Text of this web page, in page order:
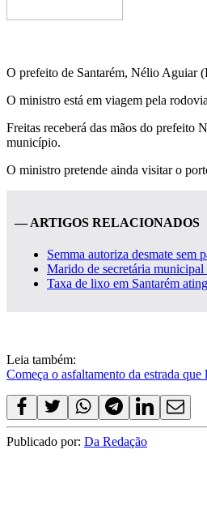
O prefeito de Santarém, Nélio Aguiar
O ministro está em viagem pela
Freitas receberá das mãos do prefeito
município.
O ministro pretende ainda visitar o
— ARTIGOS RELACIONADOS
Semma autoriza desmate
Marido de secretária municipal
Taxa de lixo em Santarém
Leia também:
Começa o asfaltamento da estrada
Publicado por: Da Redação